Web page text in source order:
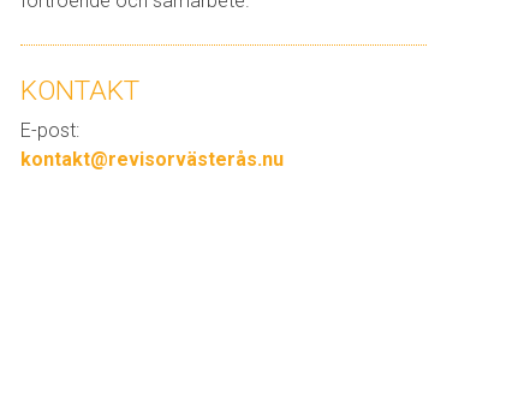
KONTAKT
E-post:
kontakt@revisorvästerås.nu